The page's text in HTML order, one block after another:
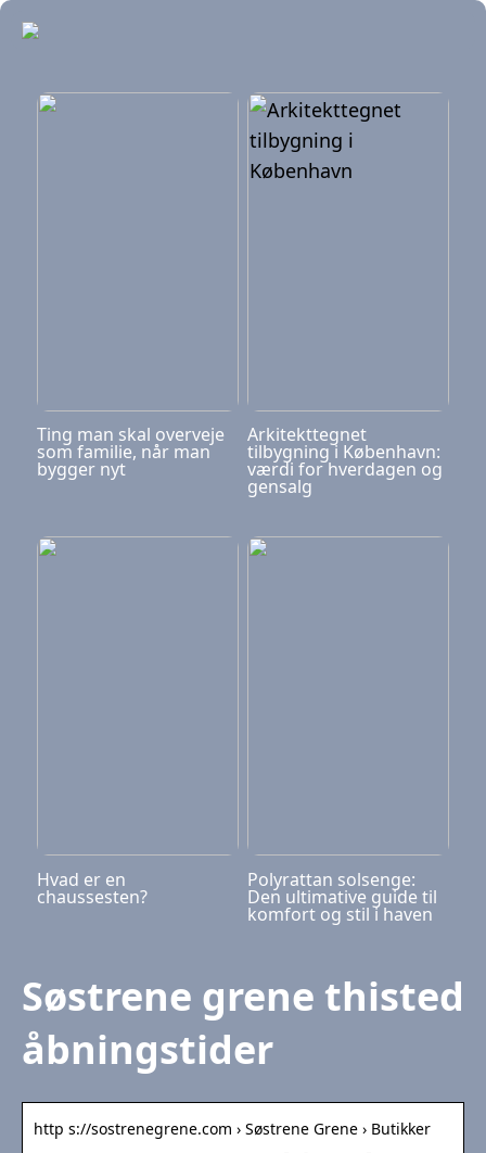
Ting man skal overveje
som familie, når man
bygger nyt
Arkitekttegnet
tilbygning i København:
værdi for hverdagen og
gensalg
Hvad er en
chaussesten?
Polyrattan solsenge:
Den ultimative guide til
komfort og stil i haven
Søstrene grene thisted
åbningstider
http s://sostrenegrene.com › Søstrene Grene › Butikker